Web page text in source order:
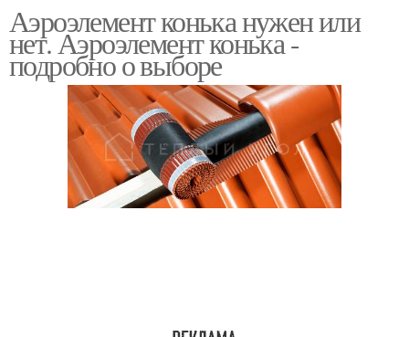
Аэроэлемент конька нужен или
нет. Аэроэлемент конька -
подробно о выборе